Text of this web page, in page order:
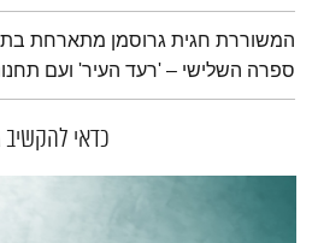
תמצית הפודקאסט
המשוררת חגית גרוסמן מתארחת
ספרה השלישי – 'רעד העיר' ועם
כדאי להקשיב